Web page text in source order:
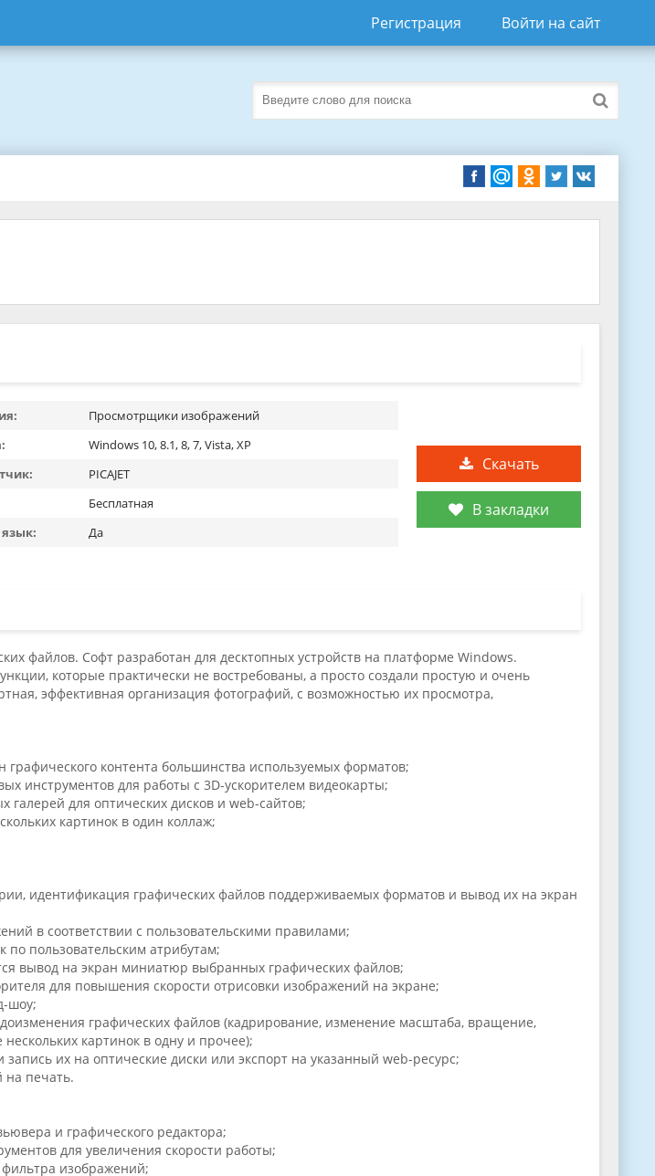
Регистрация Войти на сайт
Скачать
В закладки
Просмотрщики изображений
Windows 10, 8.1, 8, 7, Vista, XP
PICAJET
Бесплатная
язык:
Да
файлов. Софт разработан для десктопных устройств на платформе Windows.
которые практически не востребованы, а просто создали простую и очень
эффективная организация фотографий, с возможностью их просмотра,
графического контента большинства используемых форматов;
инструментов для работы с 3D-ускорителем видеокарты;
галерей для оптических дисков и web-сайтов;
картинок в один коллаж;
идентификация графических файлов поддерживаемых форматов и вывод их на экран
в соответствии с пользовательскими правилами;
пользовательским атрибутам;
вывод на экран миниатюр выбранных графических файлов;
для повышения скорости отрисовки изображений на экране;
шоу;
графических файлов (кадрирование, изменение масштаба, вращение,
картинок в одну и прочее);
их на оптические диски или экспорт на указанный web-ресурс;
печать.
и графического редактора;
для увеличения скорости работы;
изображений;